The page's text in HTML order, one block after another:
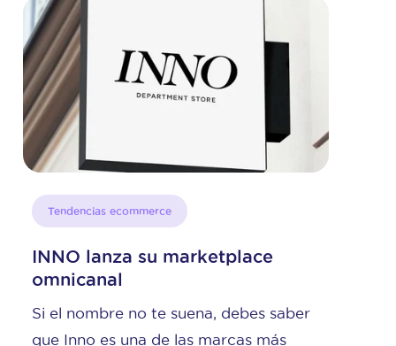
saber
más
Showroomprivé lanza su
Cuarto mayor actor del e-
francés de la moda,